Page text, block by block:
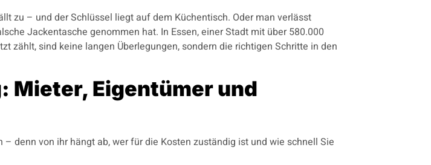
zu – und der Schlüssel liegt auf dem Küchentisch. Oder man verlässt
Jackentasche genommen hat. In Essen, einer Stadt mit über 580.000
zählt, sind keine langen Überlegungen, sondern die richtigen Schritte in den
Mieter, Eigentümer und
denn von ihr hängt ab, wer für die Kosten zuständig ist und wie schnell Sie